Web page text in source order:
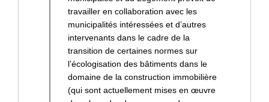
travailler en collaboration avec les
municipalités intéressées et d’autres
intervenants dans le cadre de la
transition de certaines normes sur
l’écologisation des bâtiments dans le
domaine de la construction immobilière
(qui sont actuellement mises en œuvre